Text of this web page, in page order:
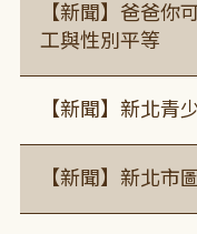
【新聞】爸爸你
工與性別平等
【新聞】新北青
【新聞】新北市